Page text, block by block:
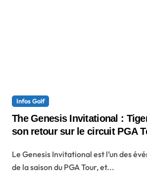
Infos Golf
The Genesis Invitational :
son retour sur le circuit PGA
Le Genesis Invitational est l’un des événements majeurs
de la saison du PGA Tour, et...